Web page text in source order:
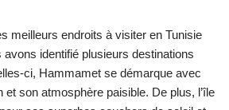
meilleurs endroits à visiter en Tunisie
identifié plusieurs destinations
ci, Hammamet se démarque avec
et son atmosphère paisible. De plus, l’île